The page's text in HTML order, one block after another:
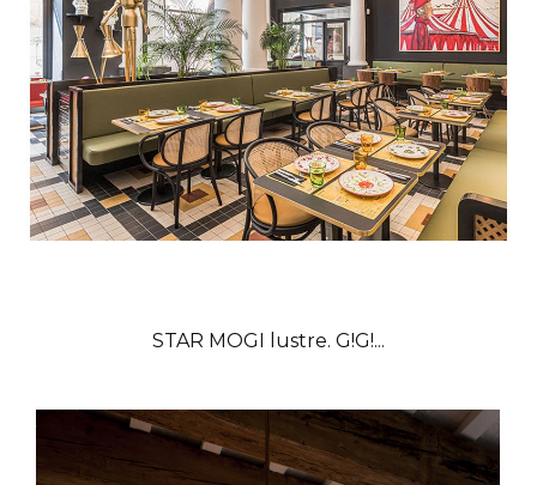
STAR MOGI lustre. G!G!...